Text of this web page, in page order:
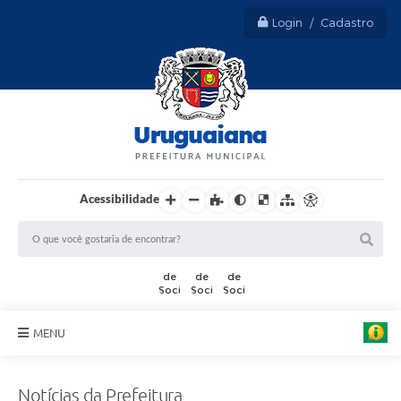
Login / Cadastro
Acessibilidade
MENU
Notícias da Prefeitura